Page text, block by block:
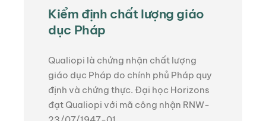
Kiểm định chất lượng giáo
dục Pháp
Qualiopi là chứng nhận chất lượng
giáo dục Pháp do chính phủ Pháp quy
định và chứng thực. Đại học Horizons
đạt Qualiopi với mã công nhận RNW-